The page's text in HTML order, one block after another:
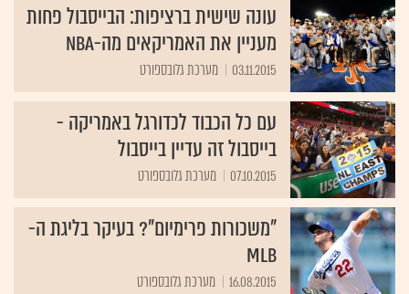
עונה שישית ברציפות: הבייסבול פחות
מעניין את האמריקאים מה-NBA
03.11.2015 מערכת גלובספורט
עם כל הכבוד לכדורגל באמריקה -
בייסבול זה עדיין בייסבול
07.10.2015 מערכת גלובספורט
"משכורות פרימיום"? בעיקר בליגת ה-
MLB
16.08.2015 מערכת גלובספורט